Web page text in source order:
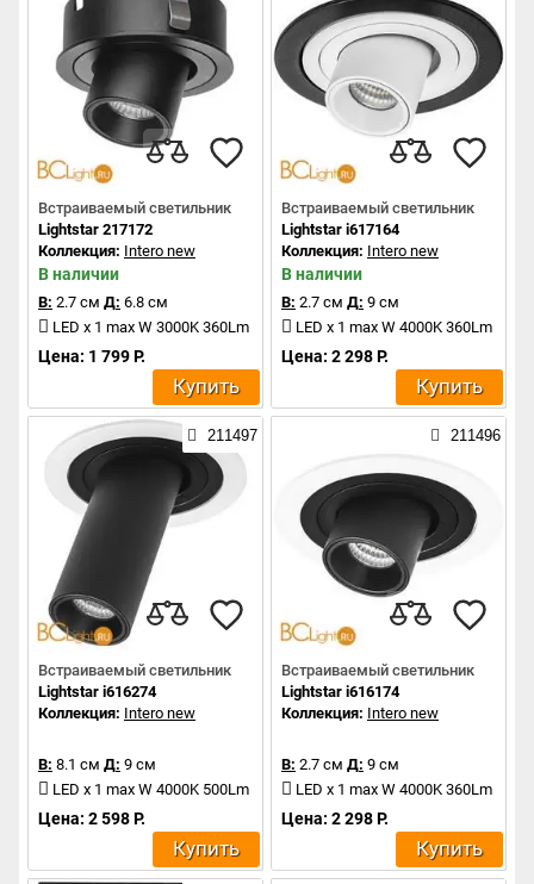
Встраиваемый светильник
Lightstar 217172
Коллекция: Intero new
В наличии
В: 2.7 см Д: 6.8 см
LED x 1 max W 3000K 360Lm
Цена: 1 799 Р.
Купить
Встраиваемый светильник
Lightstar i617164
Коллекция: Intero new
В наличии
В: 2.7 см Д: 9 см
LED x 1 max W 4000K 360Lm
Цена: 2 298 Р.
Купить
211497
Встраиваемый светильник
Lightstar i616274
Коллекция: Intero new
В: 8.1 см Д: 9 см
LED x 1 max W 4000K 500Lm
Цена: 2 598 Р.
Купить
211496
Встраиваемый светильник
Lightstar i616174
Коллекция: Intero new
В: 2.7 см Д: 9 см
LED x 1 max W 4000K 360Lm
Цена: 2 298 Р.
Купить